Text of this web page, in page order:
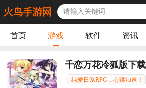
首页 游戏 软件 资讯
千恋万花冷狐版下载
纯爱日系RPG，心跳加速！